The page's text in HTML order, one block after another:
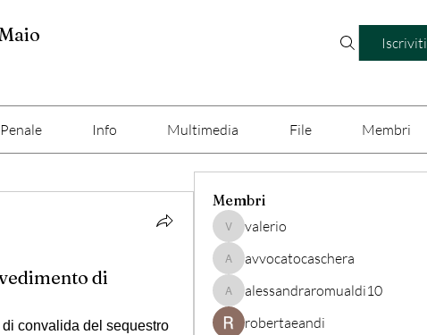
Iscriviti
Info Multimedia File Membri
di
convalida del sequestro
Membri
valeriovalerio
avvocatocaschera
avvocatocaschera
alessandraromualdi10
alessandraromualdi10
robertaeandi